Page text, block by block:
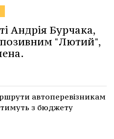
Андрія Бурчака,
"Лютий",
автоперевізникам
з бюджету